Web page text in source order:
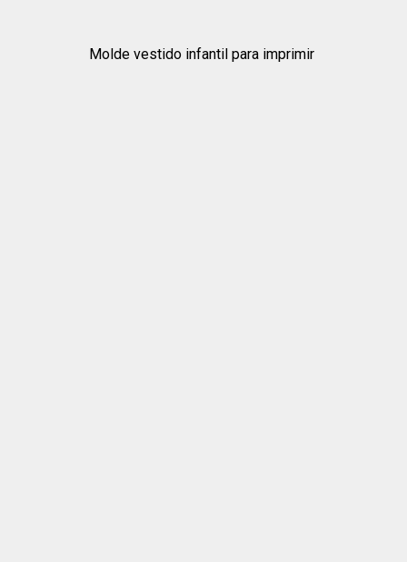
Molde vestido infantil para imprimir